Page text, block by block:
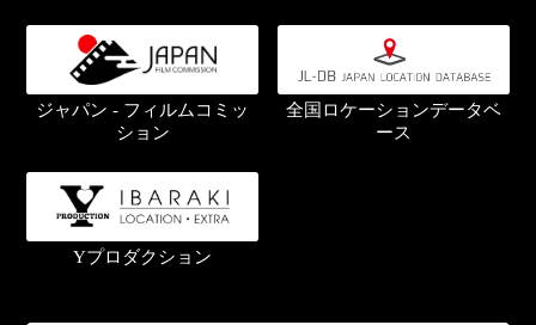
ジャパン - フィルムコミッ
ション
全国ロケーションデータベ
ース
Yプロダクション